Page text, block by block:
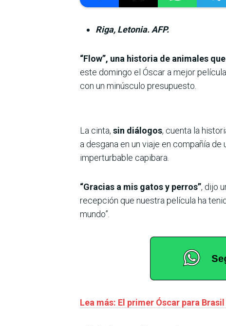
Riga, Letonia. AFP.
“Flow”, una historia de animales
este domingo el Óscar a mejor
con un minúsculo presupuesto.
La cinta, sin diálogos, cuenta la
a desgana en un viaje en compañía
imperturbable capibara.
“Gracias a mis gatos y perros”, dijo
recepción que nuestra película ha
mundo”.
Lea más: El primer Óscar para